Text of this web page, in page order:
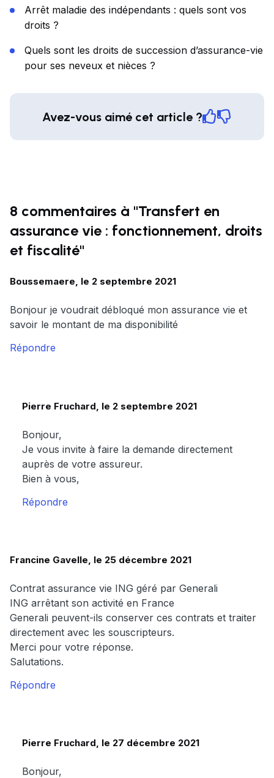
Arrêt maladie des indépendants : quels sont vos
droits ?
Quels sont les droits de succession d’assurance-vie
pour ses neveux et nièces ?
Avez-vous aimé cet article ?
8 commentaires à "Transfert en
assurance vie : fonctionnement, droits
et fiscalité"
Boussemaere, le 2 septembre 2021
Bonjour je voudrait débloqué mon assurance vie et
savoir le montant de ma disponibilité
Répondre
Pierre Fruchard, le 2 septembre 2021
Bonjour,
Je vous invite à faire la demande directement
auprès de votre assureur.
Bien à vous,
Répondre
Francine Gavelle, le 25 décembre 2021
Contrat assurance vie ING géré par Generali
ING arrêtant son activité en France
Generali peuvent-ils conserver ces contrats et traiter
directement avec les souscripteurs.
Merci pour votre réponse.
Salutations.
Répondre
Pierre Fruchard, le 27 décembre 2021
Bonjour,